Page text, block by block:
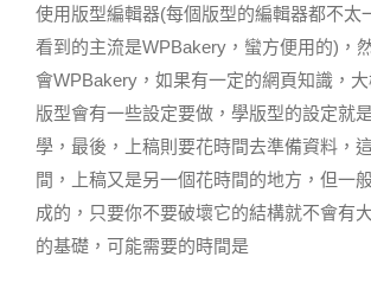
使用版型編輯器(每個版型的編輯器都不太
看到的主流是WPBakery，蠻方便用的)，
會WPBakery，如果有一定的網頁知識，
版型會有一些設定要做，學版型的設定就
學，最後，上稿則要花時間去準備資料，
間，上稿又是另一個花時間的地方，但一
成的，只要你不要破壞它的結構就不會有
的基礎，可能需要的時間是